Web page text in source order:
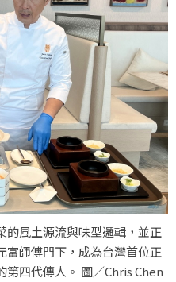
的風土源流與味型邏輯，並正
富師傅門下，成為台灣首位正
四代傳人。 圖／Chris Chen